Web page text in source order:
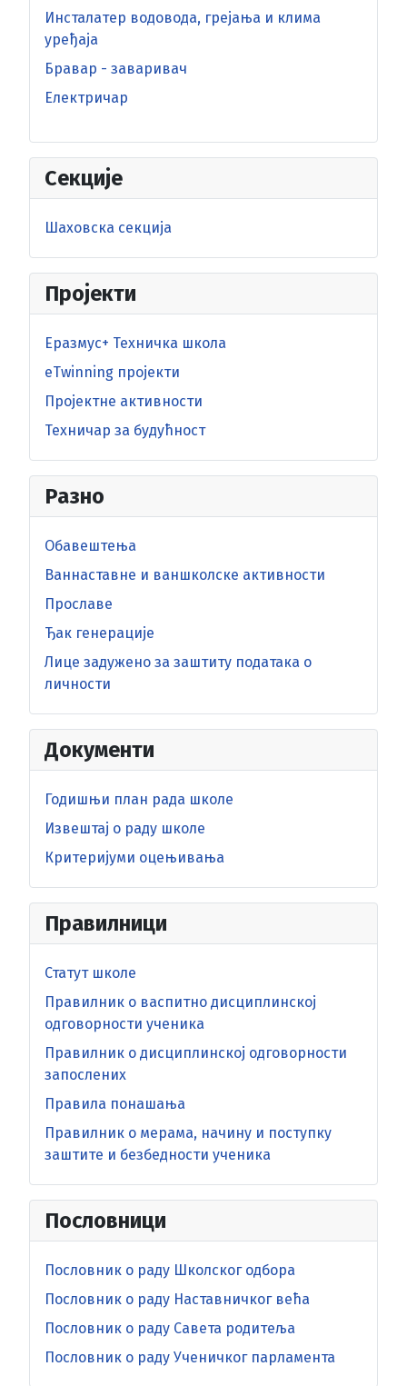
Инсталатер водовода, грејања и клима
уређаја
Бравар - заваривач
Електричар
Секције
Шаховска секција
Пројекти
Еразмус+ Техничка школа
eTwinning пројекти
Пројектне активности
Техничар за будућност
Разно
Обавештења
Ваннаставне и ваншколске активности
Прославе
Ђак генерације
Лице задужено за заштиту података о
личности
Документи
Годишњи план рада школе
Извештај о раду школе
Критеријуми оцењивања
Правилници
Статут школе
Правилник о васпитно дисциплинској
одговорности ученика
Правилник о дисциплинској одговорности
запослених
Правила понашања
Правилник о мерама, начину и поступку
заштите и безбедности ученика
Пословници
Пословник о раду Школског одбора
Пословник о раду Наставничког већа
Пословник о раду Савета родитеља
Пословник о раду Ученичког парламента